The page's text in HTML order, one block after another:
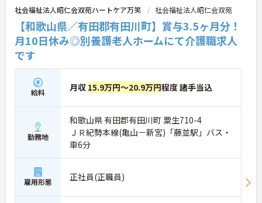
社会福祉法人昭仁会双苑ハートケア万笑 社会福祉法人昭仁会双苑
【和歌山県／有田郡有田川町】賞与3.5ヶ月分！
月10日休み◎別養護老人ホームにて介護職求人
です
給料 月収 15.9万円～20.9万円程度 諸手当込
勤務地
和歌山県 有田郡有田川町 粟生710-4
ＪＲ紀勢本線(亀山－新宮)「藤並駅」バス・
車6分
雇用形態 正社員(正職員)